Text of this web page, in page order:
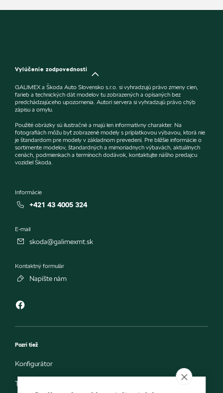
Vylúčenie zodpovednosti
GALIMEX a Škoda Auto Slovensko s.r.o. si vyhradzujú právo zmeny cien,
farieb a technických dát modelov tu zobrazených a opísaných bez
predchádzajúceho upozornenia. Autori servera si vyhradzujú právo chýb
zápisu a omylu.
Použité obrázky sú ilustračné a majú len informatívny charakter. Na
fotografiách môžu byť zobrazené modely s príplatkovou výbavou, ktorá nie
je štandardom pre modely v základnom prevedení. Pre bližšie informácie o
sortimente modelov, štandardných a mimoriadnych výbavách, aktuálnych
cenách, podmienkach a termínoch dodávok, kontaktujte nášho predajcu
vozidiel Škoda.
Informácie
+421 43 4005 324
E-mail
skoda@galimexmt.sk
Kontaktný formulár
Napíšte nám
Pozri tiež
Konfigurátor
Testovacia jazda